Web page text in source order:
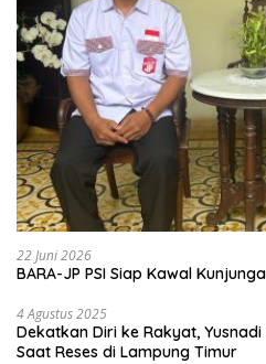
22 Juni 2026
BARA-JP PSI Siap Kawal
4 Agustus 2025
Dekatkan Diri ke Rakyat,
Saat Reses di Lampung Timur